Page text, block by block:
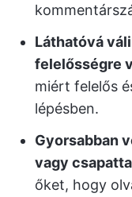
Láthatóvá
felelősségre
miért felelős
lépésben.
Gyorsabban
vagy
őket, hogy